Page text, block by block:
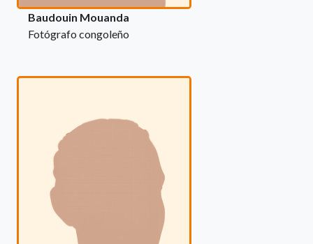
Baudouin Mouanda
Fotógrafo congoleño